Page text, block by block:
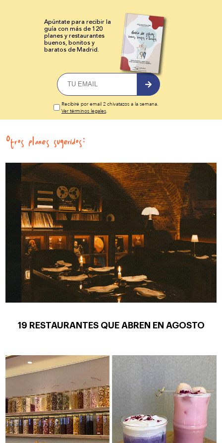
Apúntate para recibir la
guía con más de 120
planes y restaurantes
buenos, bonitos y
baratos de Madrid.
Recibiré por email 2 chivatazos a la semana.
Ver términos legales.
Otros planes sugeridos:
19 RESTAURANTES QUE ABREN EN AGOSTO